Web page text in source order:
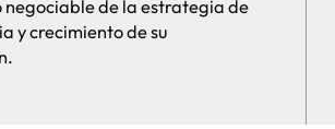
negociable de la estrategia de
y crecimiento de su